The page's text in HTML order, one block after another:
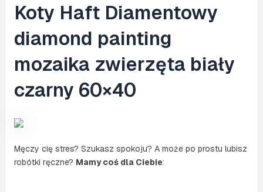
Koty Haft Diamentowy
diamond painting
mozaika zwierzęta biały
czarny 60×40
Męczy cię stres? Szukasz spokoju? A może po prostu lubisz
robótki ręczne? Mamy coś dla Ciebie: